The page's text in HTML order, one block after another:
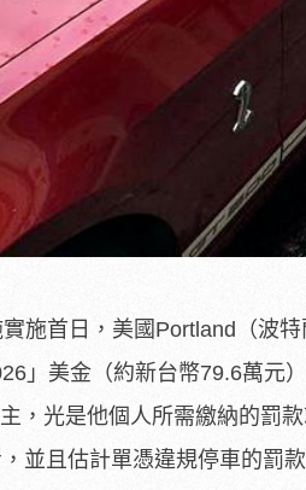
施首日，美國Portland（波
」美金（約新台幣79.6萬元
，光是他個人所需繳納的罰
並且估計單憑違規停車的罰